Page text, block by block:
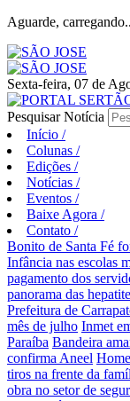
Aguarde,
Sexta-feira, 07 de
Pesquisar Notícia
Início /
Colunas /
Edições /
Notícias /
Eventos /
Baixe Agora /
Contato /
Bonito de Santa Fé
Infância nas escolas
pagamento dos
panorama das
Prefeitura de
mês de julho Inmet
Paraíba Bandeira
confirma Aneel
tiros na frente da
obra no setor de